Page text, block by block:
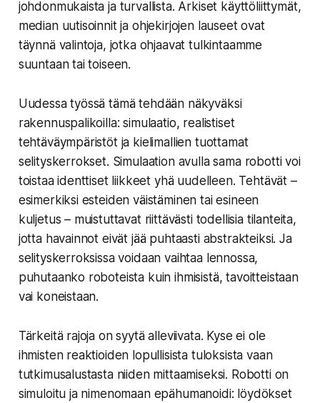
johdonmukaista ja turvallista. Arkiset käyttöliittymät,
median uutisoinnit ja ohjekirjojen lauseet ovat
täynnä valintoja, jotka ohjaavat tulkintaamme
suuntaan tai toiseen.
Uudessa työssä tämä tehdään näkyväksi
rakennuspalikoilla: simulaatio, realistiset
tehtäväympäristöt ja kielimallien tuottamat
selityskerrokset. Simulaation avulla sama robotti voi
toistaa identtiset liikkeet yhä uudelleen. Tehtävät –
esimerkiksi esteiden väistäminen tai esineen
kuljetus – muistuttavat riittävästi todellisia tilanteita,
jotta havainnot eivät jää puhtaasti abstrakteiksi. Ja
selityskerroksissa voidaan vaihtaa lennossa,
puhutaanko roboteista kuin ihmisistä, tavoitteistaan
vai koneistaan.
Tärkeitä rajoja on syytä alleviivata. Kyse ei ole
ihmisten reaktioiden lopullisista tuloksista vaan
tutkimusalustasta niiden mittaamiseksi. Robotti on
simuloitu ja nimenomaan epähumanoidi: löydökset